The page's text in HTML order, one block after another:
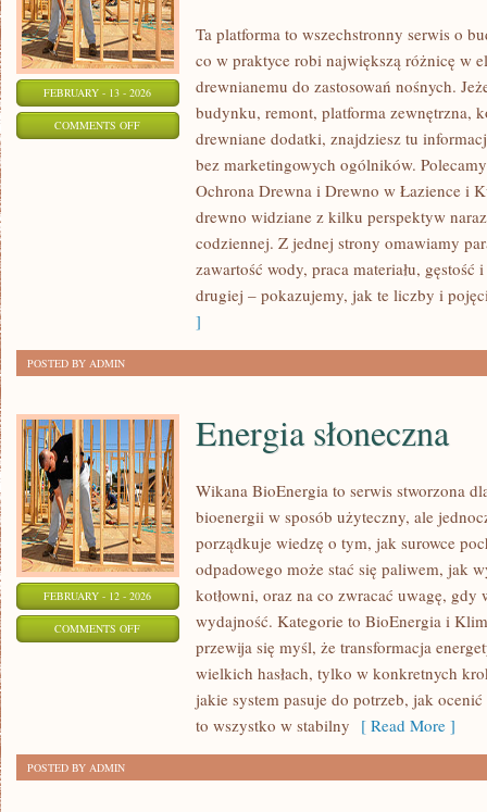
FEBRUARY - 13 - 2026
COMMENTS OFFON
BUDOWNICTWIE
Ta platforma to wszechstronny serwis o
co w praktyce robi największą różnicę w
drewnianemu do zastosowań nośnych.
budynku, remont, platforma zewnętrzna,
drewniane dodatki, znajdziesz tu
bez marketingowych ogólników.
Ochrona Drewna i Drewno w Łazience i
drewno widziane z kilku perspektyw
codziennej. Z jednej strony omawiamy
zawartość wody, praca materiału, gęstość
drugiej – pokazujemy, jak te liczby i
]
POSTED BY ADMIN
FEBRUARY - 12 - 2026
COMMENTS OFFON
SŁONECZNA
Energia słoneczna
Wikana BioEnergia to serwis stworzona
bioenergii w sposób użyteczny, ale
porządkuje wiedzę o tym, jak surowce
odpadowego może stać się paliwem, jak
kotłowni, oraz na co zwracać uwagę,
wydajność. Kategorie to BioEnergia i
przewija się myśl, że transformacja
wielkich hasłach, tylko w konkretnych
jakie system pasuje do potrzeb, jak
to wszystko w stabilny [ Read More ]
POSTED BY ADMIN